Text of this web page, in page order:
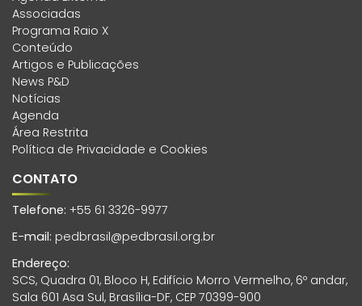
Associadas
Programa Raio X
Conteúdo
Artigos e Publicações
News P&D
Notícias
Agenda
Área Restrita
Política de Privacidade e Cookies
CONTATO
Telefone: +55 61 3326-9977
E-mail: pedbrasil@pedbrasil.org.br
Endereço:
SCS, Quadra 01, Bloco H, Edifício Morro Vermelho, 6º andar,
Sala 601 Asa Sul, Brasília-DF, CEP 70399-900